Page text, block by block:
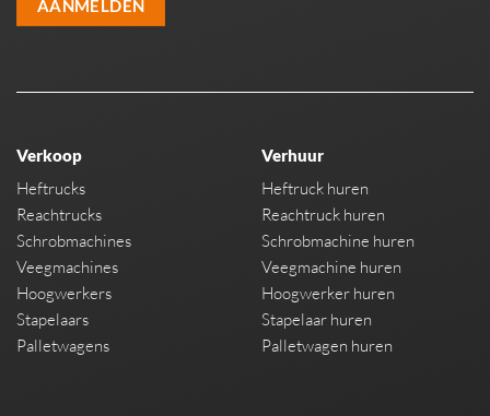
AANMELDEN
Verkoop
Heftrucks
Reachtrucks
Schrobmachines
Veegmachines
Hoogwerkers
Stapelaars
Palletwagens
Verhuur
Heftruck huren
Reachtruck huren
Schrobmachine huren
Veegmachine huren
Hoogwerker huren
Stapelaar huren
Palletwagen huren